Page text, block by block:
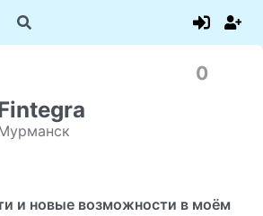
и новые возможности в моём
0